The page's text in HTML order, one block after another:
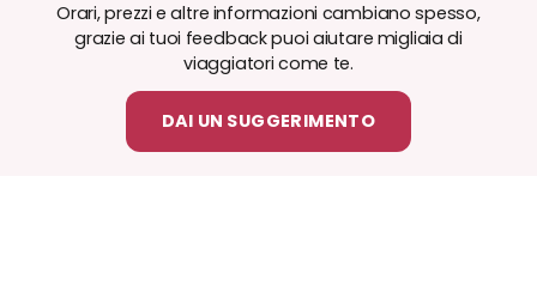
Orari, prezzi e altre informazioni cambiano spesso,
grazie ai tuoi feedback puoi aiutare migliaia di
viaggiatori come te.
DAI UN SUGGERIMENTO